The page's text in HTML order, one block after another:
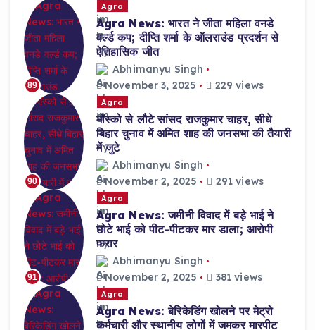
89
Agra
Agra News: भारत ने जीता महिला वनडे
वर्ल्ड कप; दीप्ति शर्मा के ऑलराउंड प्रदर्शन से
ऐतिहासिक जीत
Abhimanyu Singh
November 3, 2025
229 views
90
Agra
मॉस्को से लौटे सांसद राजकुमार चाहर, सीधे
बिहार चुनाव में अमित शाह की जनसभा की तैयारी
में जुटे
Abhimanyu Singh
November 2, 2025
291 views
91
Agra
Agra News: जमीनी विवाद में बड़े भाई ने
छोटे भाई को पीट-पीटकर मार डाला; आरोपी
फरार
Abhimanyu Singh
November 2, 2025
381 views
Agra
Agra News: बेरिकेडिंग खोलने पर मेट्रो
कर्मचारी और स्थानीय लोगों में जमकर मारपीट